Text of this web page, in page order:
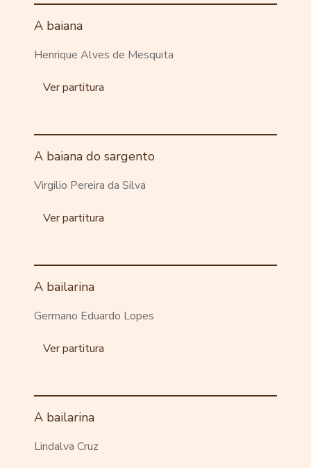
A baiana
Henrique Alves de Mesquita
Ver partitura
A baiana do sargento
Virgilio Pereira da Silva
Ver partitura
A bailarina
Germano Eduardo Lopes
Ver partitura
A bailarina
Lindalva Cruz